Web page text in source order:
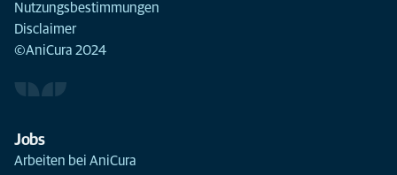
Nutzungsbestimmungen
Disclaimer
©AniCura 2024
Jobs
Arbeiten bei AniCura